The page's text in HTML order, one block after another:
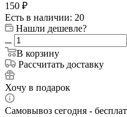
150 ₽
Есть в наличии: 20
Нашли дешевле?
В корзину
Рассчитать доставку
Хочу в подарок
Самовывоз сегодня -